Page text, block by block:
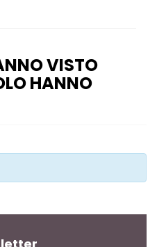
VISTO
HANNO